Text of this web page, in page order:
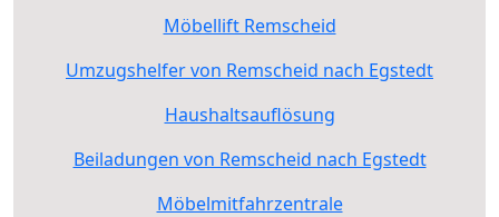
Möbellift Remscheid
Umzugshelfer von Remscheid nach Egstedt
Haushaltsauflösung
Beiladungen von Remscheid nach Egstedt
Möbelmitfahrzentrale